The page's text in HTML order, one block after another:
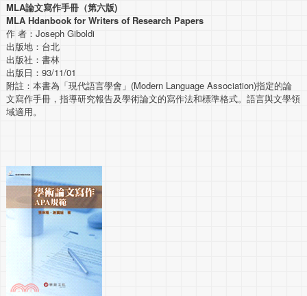
MLA論文寫作手冊（第六版)
MLA Hdanbook for Writers of Research Papers
作 者：Joseph Giboldi
出版地：台北
出版社：書林
出版日：93/11/01
附註：本書為「現代語言學會」(Modern Language Association)指定的論
文寫作手冊，指導研究報告及學術論文的寫作法和標準格式。語言與文學領
域適用。